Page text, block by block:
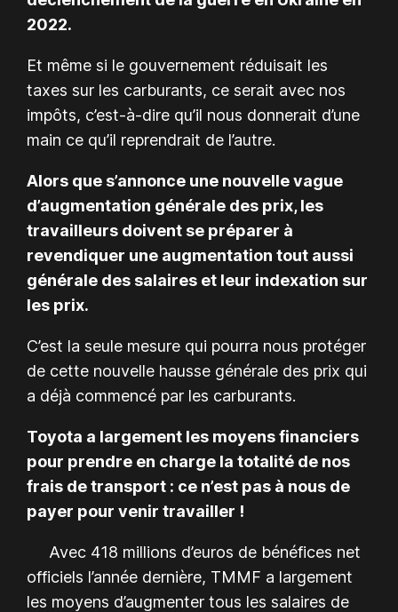
2022.
Et même si le gouvernement réduisait les
taxes sur les carburants, ce serait avec nos
impôts, c’est-à-dire qu’il nous donnerait d’une
main ce qu’il reprendrait de l’autre.
Alors que s’annonce une nouvelle vague
d’augmentation générale des prix, les
travailleurs doivent se préparer à
revendiquer une augmentation tout aussi
générale des salaires et leur indexation sur
les prix.
C’est la seule mesure qui pourra nous protéger
de cette nouvelle hausse générale des prix qui
a déjà commencé par les carburants.
Toyota a largement les moyens financiers
pour prendre en charge la totalité de nos
frais de transport : ce n’est pas à nous de
payer pour venir travailler !
Avec 418 millions d’euros de bénéfices net
officiels l’année dernière, TMMF a largement
les moyens d’augmenter tous les salaires de